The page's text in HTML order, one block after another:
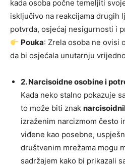
kada osoba počne temeljiti
isključivo na reakcijama drugih
potvrda, osjećaj nesigurnosti i
Pouka: Zrela osoba ne ovisi
da bi osjećala unutarnju
2. Narcisoidne osobine i
Kada neko stalno pokazuje
to može biti znak
izraženim narcizmom često
viđene kao posebne,
društvenim mrežama mogu
sadržajem kako bi prikazali